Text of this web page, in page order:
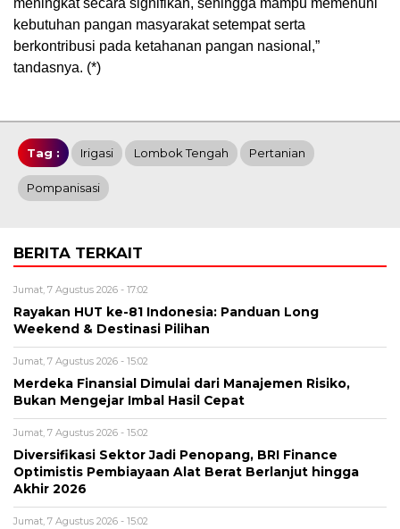
meningkat secara signifikan, sehingga mampu memenuhi
kebutuhan pangan masyarakat setempat serta
berkontribusi pada ketahanan pangan nasional,”
tandasnya. (*)
Tag : Irigasi Lombok Tengah Pertanian
Pompanisasi
BERITA TERKAIT
Jumat, 7 Agustus 2026 - 17:02
Rayakan HUT ke-81 Indonesia: Panduan Long
Weekend & Destinasi Pilihan
Jumat, 7 Agustus 2026 - 15:02
Merdeka Finansial Dimulai dari Manajemen Risiko,
Bukan Mengejar Imbal Hasil Cepat
Jumat, 7 Agustus 2026 - 15:02
Diversifikasi Sektor Jadi Penopang, BRI Finance
Optimistis Pembiayaan Alat Berat Berlanjut hingga
Akhir 2026
Jumat, 7 Agustus 2026 - 15:02